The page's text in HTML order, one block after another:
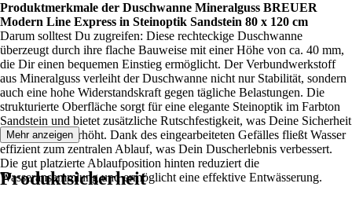
Produktmerkmale der Duschwanne Mineralguss BREUER
Modern Line Express in Steinoptik Sandstein 80 x 120 cm
Darum solltest Du zugreifen: Diese rechteckige Duschwanne
überzeugt durch ihre flache Bauweise mit einer Höhe von ca. 40 mm,
die Dir einen bequemen Einstieg ermöglicht. Der Verbundwerkstoff
aus Mineralguss verleiht der Duschwanne nicht nur Stabilität, sondern
auch eine hohe Widerstandskraft gegen tägliche Belastungen. Die
strukturierte Oberfläche sorgt für eine elegante Steinoptik im Farbton
Sandstein und bietet zusätzliche Rutschfestigkeit, was Deine Sicherheit
in der Dusche erhöht. Dank des eingearbeiteten Gefälles fließt Wasser
effizient zum zentralen Ablauf, was Dein Duscherlebnis verbessert.
Die gut platzierte Ablaufposition hinten reduziert die
Wasseransammlung und ermöglicht eine effektive Entwässerung.
Mehr anzeigen
Produktsicherheit